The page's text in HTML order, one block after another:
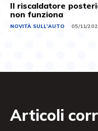
Il riscaldatore
non funziona
NOVITÀ SULL'AUTO 05/11/
Articoli